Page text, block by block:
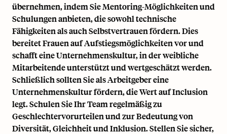
übernehmen, indem Sie Mentoring-Möglichkeiten und
Schulungen anbieten, die sowohl technische
Fähigkeiten als auch Selbstvertrauen fördern. Dies
bereitet Frauen auf Aufstiegsmöglichkeiten vor und
schafft eine Unternehmenskultur, in der weibliche
Mitarbeitende unterstützt und wertgeschätzt werden.
Schließlich sollten Sie als Arbeitgeber eine
Unternehmenskultur fördern, die Wert auf Inclusion
legt. Schulen Sie Ihr Team regelmäßig zu
Geschlechtervorurteilen und zur Bedeutung von
Diversität, Gleichheit und Inklusion. Stellen Sie sicher,